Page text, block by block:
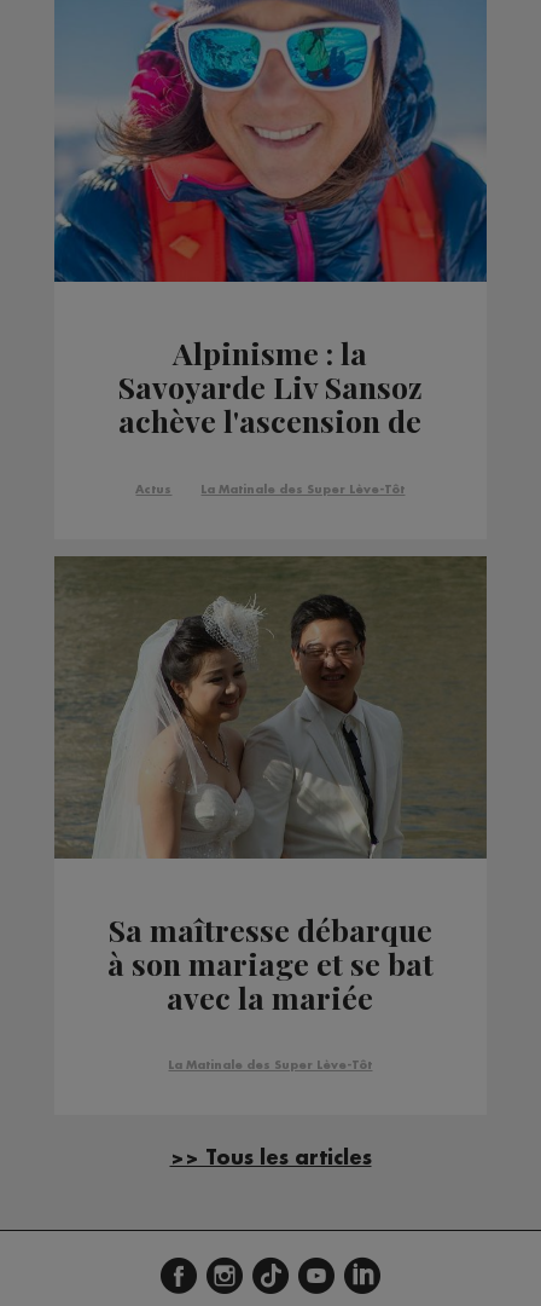
Alpinisme : la
Savoyarde Liv Sansoz
achève l'ascension de
Actus La Matinale des Super Lève-Tôt
Sa maîtresse débarque
à son mariage et se bat
avec la mariée
La Matinale des Super Lève-Tôt
>> Tous les articles